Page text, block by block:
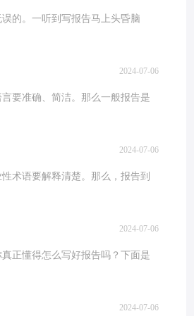
的。一听到写报告马上头昏脑
2024-07-06
要准确、简洁。那么一般报告是
2024-07-06
术语要解释清楚。那么，报告到
2024-07-06
正懂得怎么写好报告吗？下面是
2024-07-06